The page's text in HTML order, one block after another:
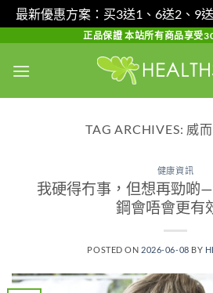
最新優惠方案：买3送1、6送2、9
content
正品保證 本站所有商品享受
TAG ARCHIVES: 威
健康資訊
我硬得冇事，但想再勁啲
鋼會唔會更有
POSTED ON 2026-06-08 BY